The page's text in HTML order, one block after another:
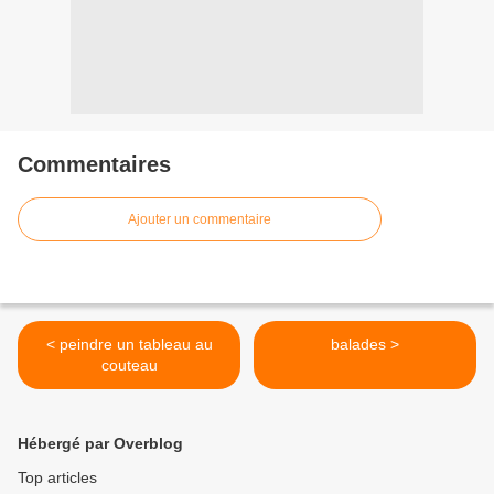
Commentaires
Ajouter un commentaire
< peindre un tableau au
couteau
balades >
Hébergé par Overblog
Top articles